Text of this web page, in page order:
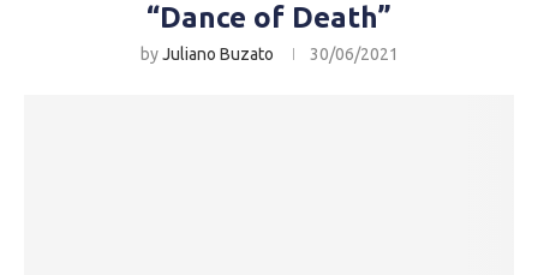
“Dance of Death”
byJuliano Buzato 30/06/2021